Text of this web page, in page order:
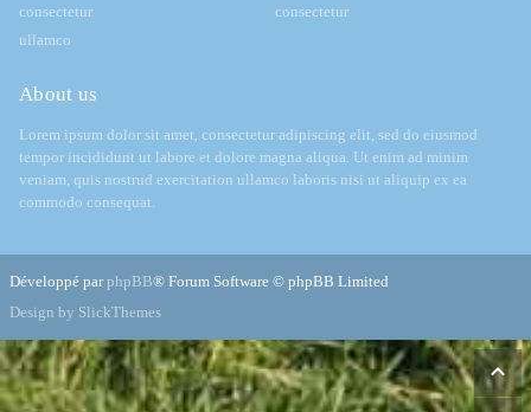
consectetur
ullamco
consectetur
About us
Lorem ipsum dolor sit amet, consectetur adipiscing elit, sed do eiusmod
tempor incididunt ut labore et dolore magna aliqua. Ut enim ad minim
veniam, quis nostrud exercitation ullamco laboris nisi ut aliquip ex ea
commodo consequat.
Développé parphpBB® Forum Software © phpBB Limited
Design by SlickThemes